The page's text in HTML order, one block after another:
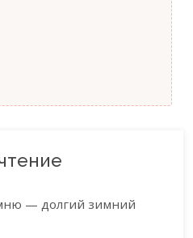
— долгий зимний